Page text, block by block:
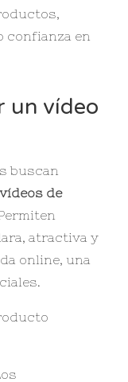
confianza en
un vídeo
buscan
vídeos de
atractiva y
online, una